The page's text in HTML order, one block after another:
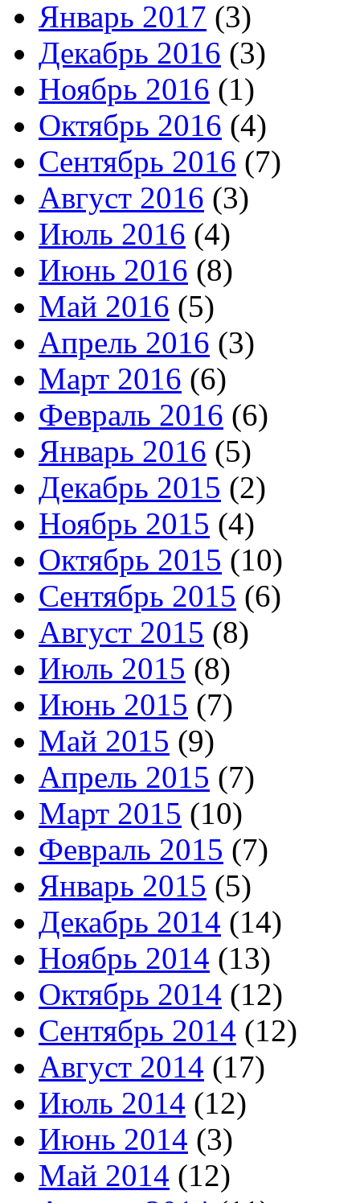
Январь 2017 (3)
Декабрь 2016 (3)
Ноябрь 2016 (1)
Октябрь 2016 (4)
Сентябрь 2016 (7)
Август 2016 (3)
Июль 2016 (4)
Июнь 2016 (8)
Май 2016 (5)
Апрель 2016 (3)
Март 2016 (6)
Февраль 2016 (6)
Январь 2016 (5)
Декабрь 2015 (2)
Ноябрь 2015 (4)
Октябрь 2015 (10)
Сентябрь 2015 (6)
Август 2015 (8)
Июль 2015 (8)
Июнь 2015 (7)
Май 2015 (9)
Апрель 2015 (7)
Март 2015 (10)
Февраль 2015 (7)
Январь 2015 (5)
Декабрь 2014 (14)
Ноябрь 2014 (13)
Октябрь 2014 (12)
Сентябрь 2014 (12)
Август 2014 (17)
Июль 2014 (12)
Июнь 2014 (3)
Май 2014 (12)